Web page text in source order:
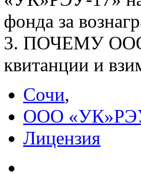
фонда за
3. ПОЧЕМУ ООО
квитанции и
Сочи,
ООО
Лицензия